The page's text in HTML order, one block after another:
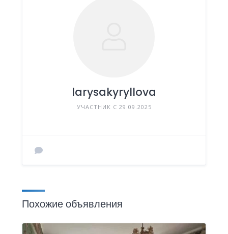
larysakyryllova
УЧАСТНИК С 29.09.2025
Похожие объявления